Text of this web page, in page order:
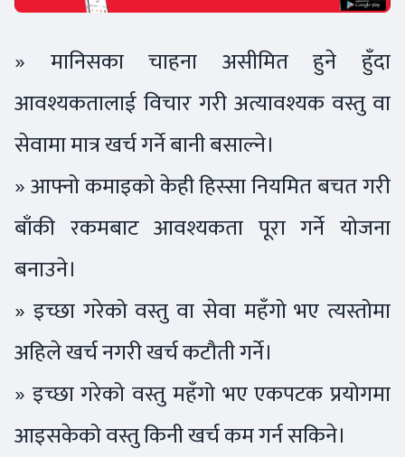
» मानिसका चाहना असीमित हुने हुँदा
आवश्यकतालाई विचार गरी अत्यावश्यक वस्तु वा
सेवामा मात्र खर्च गर्ने बानी बसाल्ने।
» आफ्नो कमाइको केही हिस्सा नियमित बचत गरी
बाँकी रकमबाट आवश्यकता पूरा गर्ने योजना
बनाउने।
» इच्छा गरेको वस्तु वा सेवा महँगो भए त्यस्तोमा
अहिले खर्च नगरी खर्च कटौती गर्ने।
» इच्छा गरेको वस्तु महँगो भए एकपटक प्रयोगमा
आइसकेको वस्तु किनी खर्च कम गर्न सकिने।